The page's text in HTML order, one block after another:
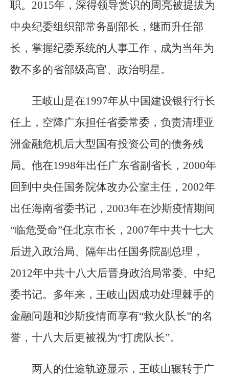
职。2015年，深得领导赏识的周亮被提拔为
中央纪委组织部常务副部长，继而升任部
长，掌握纪委系统的人事工作，成为当年为
数不多的省部级高官、政治明星。
王岐山是在1997年从中国建设银行行长
任上，空降广东担任省委常委，负责清理亚
洲金融危机后大型国有投资公司的债务残
局。他在1998年出任广东省副省长，2000年
回到中央任国务院体改办公室主任，2002年
出任海南省委书记，2003年在沙斯疫情期间
“临危受命”任北京市长，2007年中共十七大
后进入政治局、隔年出任国务院副总理，
2012年中共十八大后晋身政治局常委、中纪
委书记。多年来，王岐山因成功处理棘手的
金融问题和沙斯疫情而享有“救火队长”的名
誉，十八大后更被视为“打虎队长”。
两人的仕途轨迹显示，王岐山辗转于广